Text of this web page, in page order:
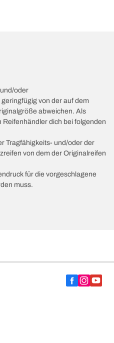
oder
von der auf dem
abweichen. Als
dich bei folgenden
Tragfähigkeits- und/oder der
von dem der Originalreifen
für die vorgeschlagene
muss.